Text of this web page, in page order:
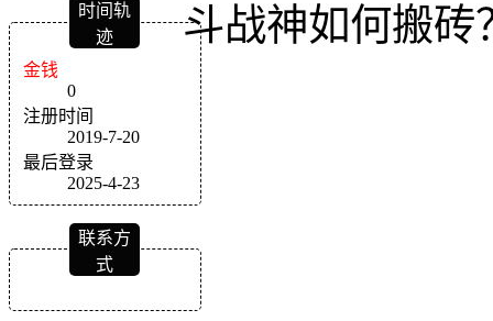
时间轨
迹
金钱
0
注册时间
2019-7-20
最后登录
2025-4-23
联系方
式
斗战神如何搬砖